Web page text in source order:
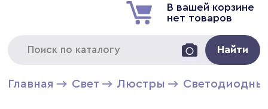
В вашей корзине
нет товаров
Найти
Главная Свет Люстры